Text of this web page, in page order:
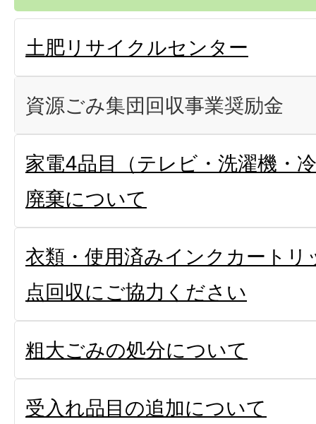
土肥リサイクルセンター
資源ごみ集団回収事業奨励金
家電4品目（テレビ・洗濯機・
廃棄について
衣類・使用済みインクカートリ
点回収にご協力ください
粗大ごみの処分について
受入れ品目の追加について